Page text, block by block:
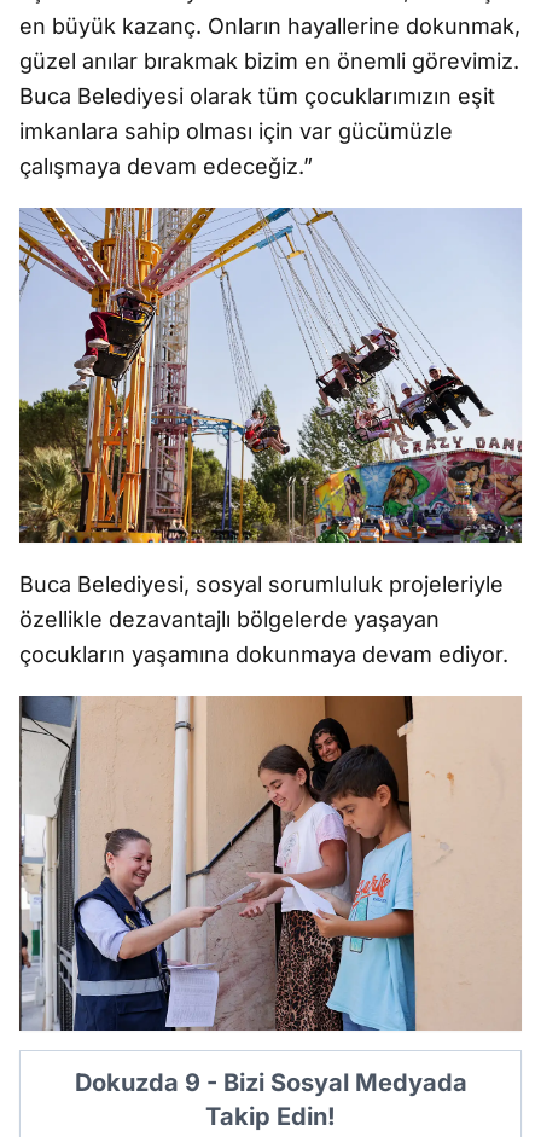
en büyük kazanç. Onların hayallerine dokunmak,
güzel anılar bırakmak bizim en önemli görevimiz.
Buca Belediyesi olarak tüm çocuklarımızın eşit
imkanlara sahip olması için var gücümüzle
çalışmaya devam edeceğiz.”
Buca Belediyesi, sosyal sorumluluk projeleriyle
özellikle dezavantajlı bölgelerde yaşayan
çocukların yaşamına dokunmaya devam ediyor.
Dokuzda 9 - Bizi Sosyal Medyada
Takip Edin!